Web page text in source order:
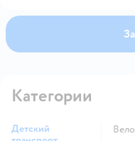
Категории
Детский